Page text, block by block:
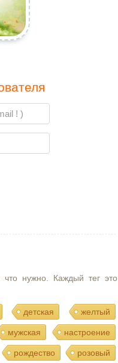
что нужно. Каждый тег это
детская желтый
мужская настроение
рождество розовый